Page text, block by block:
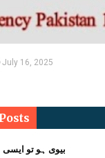
July 16, 2025
بیوی ہو تو ایسی